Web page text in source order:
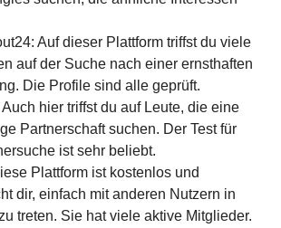
Auf dieser Plattform triffst du viele
auf der Suche nach einer ernsthaften
Die Profile sind alle geprüft.
hier triffst du auf Leute, die eine
Partnerschaft suchen. Der Test für
ist sehr beliebt.
Plattform ist kostenlos und
dir, einfach mit anderen Nutzern in
treten. Sie hat viele aktive Mitglieder.